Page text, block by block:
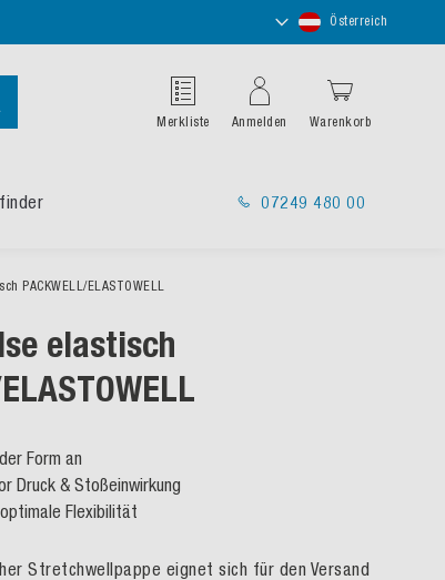
Store
auswählen
Österreich
Merkliste Anmelden Warenkorb
07249 480 00
PACKWELL/ELASTOWELL
elastisch
Form an
Druck & Stoßeinwirkung
Flexibilität
Stretchwellpappe eignet sich für den Versand